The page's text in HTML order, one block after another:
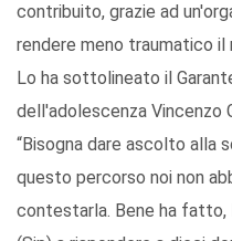
contribuito, grazie ad
rendere meno traumatico il
Lo ha sottolineato il
dell'adolescenza Vincenzo
“Bisogna dare ascolto alla
questo percorso noi non
contestarla. Bene ha fatto,